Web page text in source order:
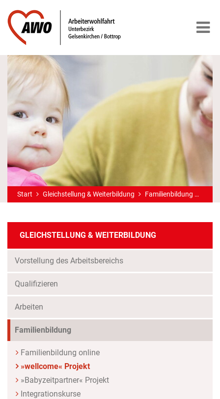
Start Gleichstellung & Weiterbildung Familienbildung
GLEICHSTELLUNG & WEITERBILDUNG
Vorstellung des Arbeitsbereichs
Qualifizieren
Arbeiten
Familienbildung
Familienbildung online
»wellcome« Projekt(Standort)
»Babyzeitpartner« Projekt
Integrationskurse